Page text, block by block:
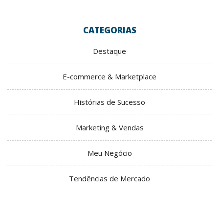
CATEGORIAS
Destaque
E-commerce & Marketplace
Histórias de Sucesso
Marketing & Vendas
Meu Negócio
Tendências de Mercado